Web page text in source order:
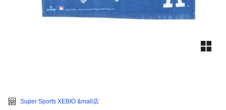
Super Sports XEBIO &mall店